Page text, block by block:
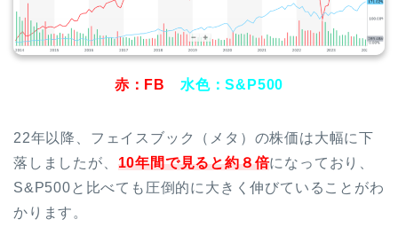
赤：FB 水色：S&P500
22年以降、フェイスブック（メタ）の株価は大幅に下
落しましたが、 10年間で見ると約８倍になっており、
S&P500と比べても圧倒的に大きく伸びていることがわ
かります。